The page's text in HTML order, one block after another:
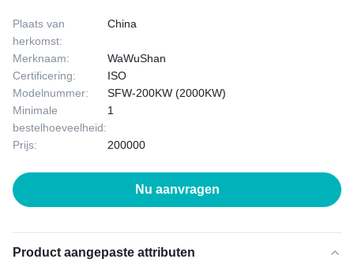
Plaats van
herkomst:
China
Merknaam:
WaWuShan
Certificering:
ISO
Modelnummer:
SFW-200KW (2000KW)
Minimale
bestelhoeveelheid:
1
Prijs: 200000
Nu aanvragen
Product aangepaste attributen